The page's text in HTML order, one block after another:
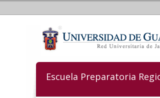
Escuela Preparatoria